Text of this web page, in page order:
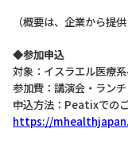
（概要は、企業から提
◆参加申込
対象：イスラエル医療
参加費：講演会・ラン
申込方法：Peatixでのご
https://